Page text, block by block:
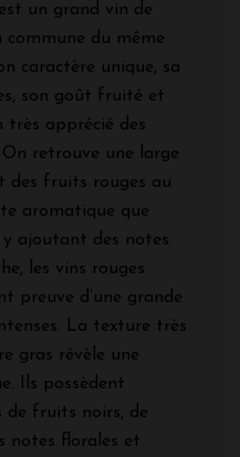
un grand vin de
commune du même
caractère unique, sa
son goût fruité et
très apprécié des
retrouve une large
des fruits rouges au
aromatique que
ajoutant des notes
les vins rouges
preuve d’une grande
La texture très
gras révèle une
Ils possèdent
de fruits noirs, de
notes florales et